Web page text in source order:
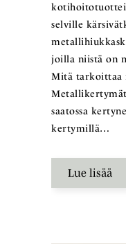
selville
joilla niistä on
Mitä tarkoittaa
saatossa
kertymillä…
Lue lisää